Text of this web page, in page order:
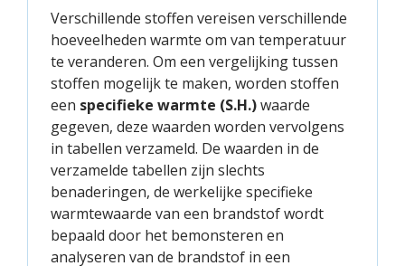
Verschillende stoffen vereisen verschillende
hoeveelheden warmte om van temperatuur
te veranderen. Om een vergelijking tussen
stoffen mogelijk te maken, worden stoffen
een specifieke warmte (S.H.)waarde
gegeven, deze waarden worden vervolgens
in tabellen verzameld. De waarden in de
verzamelde tabellen zijn slechts
benaderingen, de werkelijke specifieke
warmtewaarde van een brandstof wordt
bepaald door het bemonsteren en
analyseren van de brandstof in een